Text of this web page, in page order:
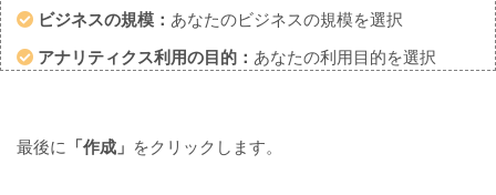
ビジネスの規模： あなたのビジネスの規模を選択
アナリティクス利用の目的： あなたの利用目的を選択
最後に 「作成」 をクリックします。